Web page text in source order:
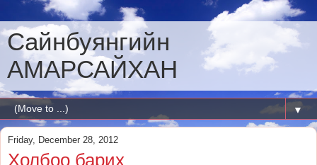
Сайнбуянгийн
АМАРСАЙХАН
▼
Friday, December 28, 2012
Холбоо барих